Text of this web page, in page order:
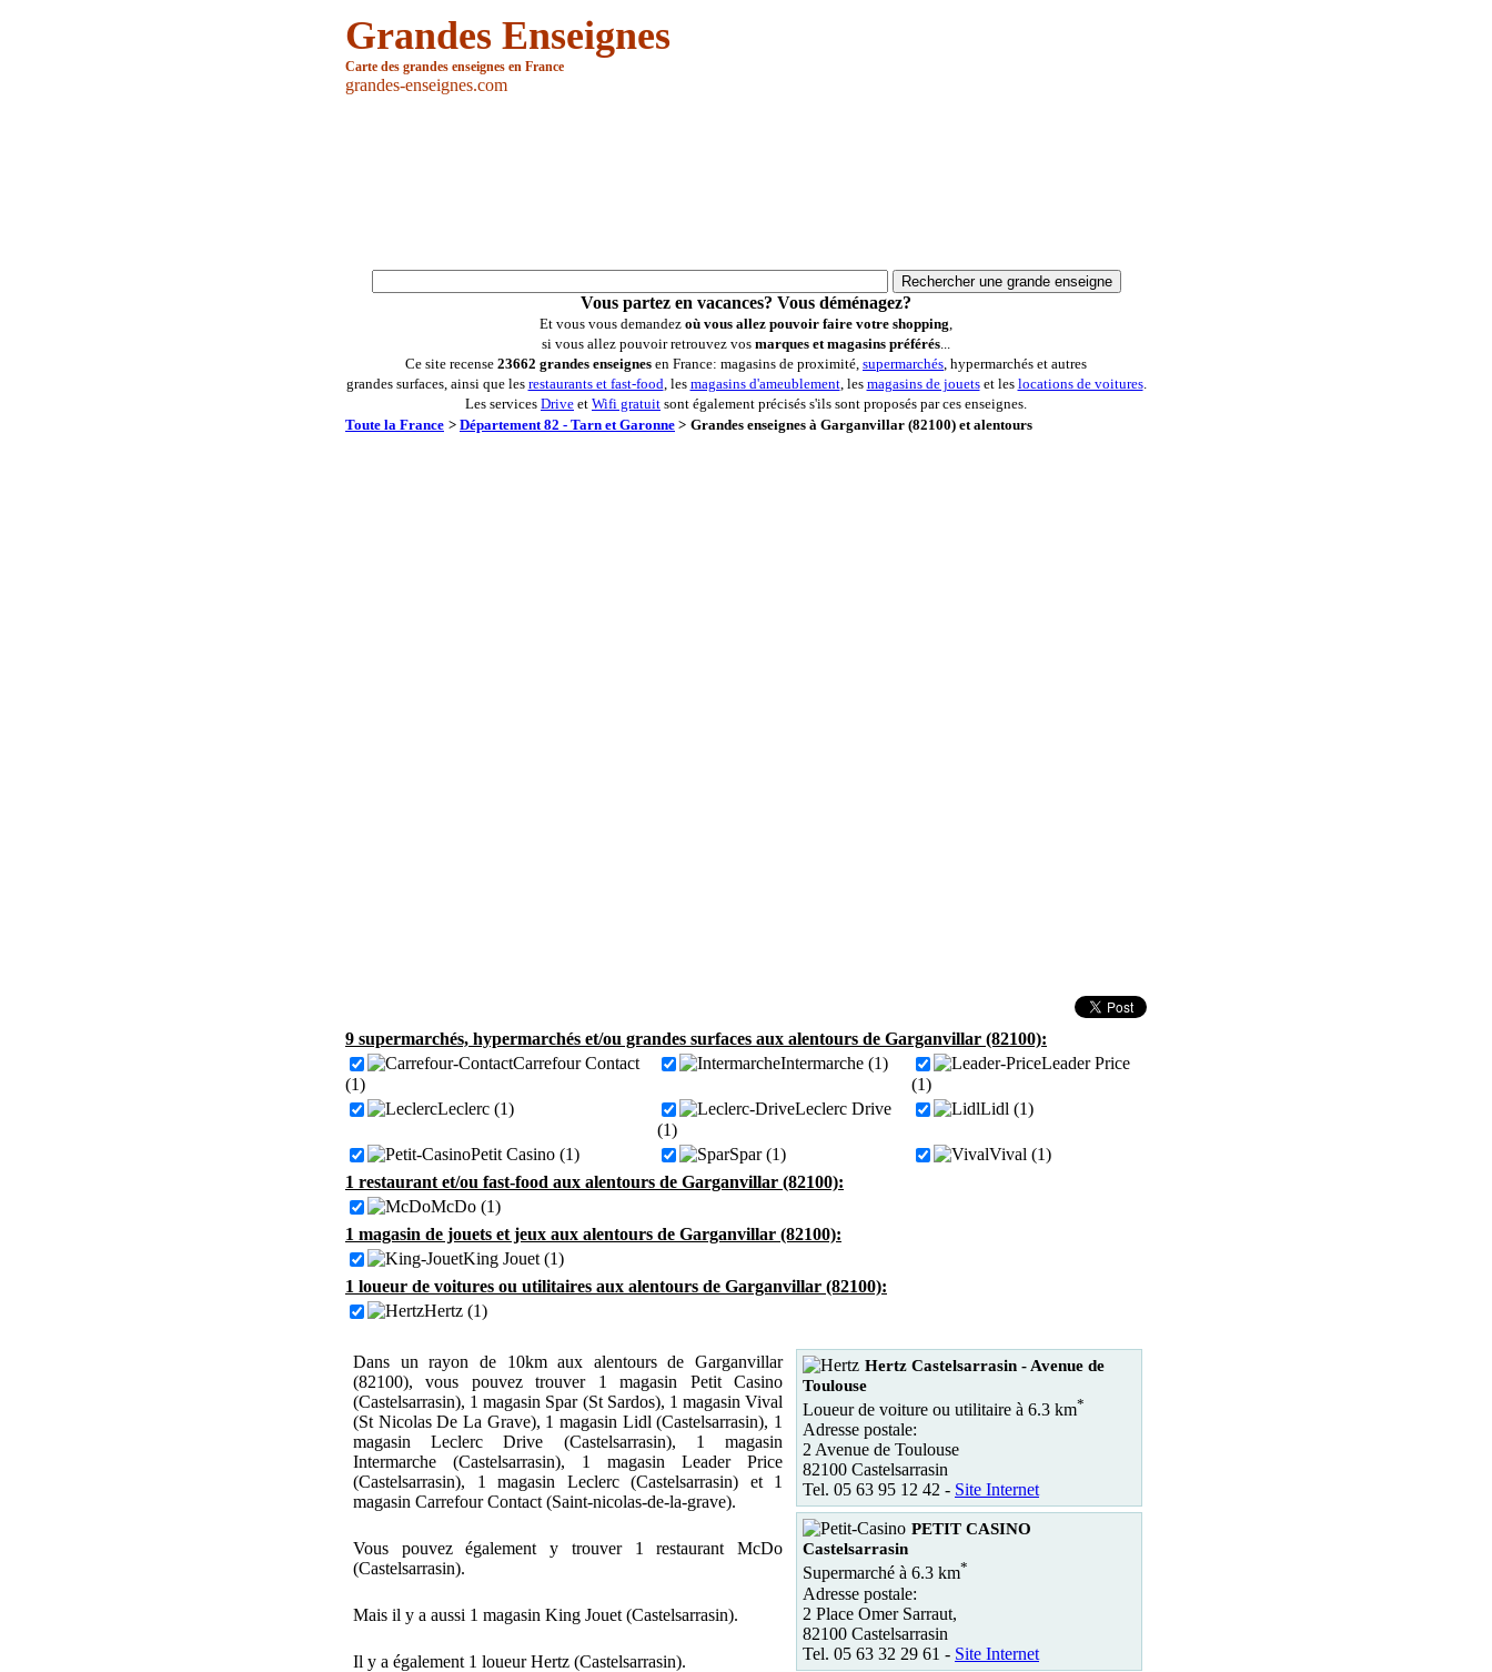
Grandes Enseignes
Carte des grandes enseignes en France
grandes-enseignes.com
Vous partez en vacances? Vous déménagez?
Et vous vous demandez où vous allez pouvoir faire votre shopping,
si vous allez pouvoir retrouvez vos marques et magasins préférés...
Ce site recense 23662 grandes enseignes en France: magasins de proximité, supermarchés, hypermarchés et autres
grandes surfaces, ainsi que les restaurants et fast-food, les magasins d'ameublement, les magasins de jouetset les locations de voitures.
Les services Drive et Wifi gratuit sont également précisés s'ils sont proposés par ces enseignes.
Toute la France > Département 82 - Tarn et Garonne > Grandes enseignes à Garganvillar (82100) et alentours
9 supermarchés, hypermarchés et/ou grandes surfaces aux alentours de Garganvillar (82100):
Carrefour Contact
(1)
Intermarche (1)
Leader Price
(1)
Leclerc (1)
Leclerc Drive
(1)
Lidl (1)
Petit Casino (1) Spar (1)
Vival (1)
1 restaurant et/ou fast-food aux alentours de Garganvillar (82100):
McDo (1)
1 magasin de jouets et jeux aux alentours de Garganvillar (82100):
King Jouet (1)
1 loueur de voitures ou utilitaires aux alentours de Garganvillar (82100):
Hertz (1)
Dans un rayon de 10km aux alentours de Garganvillar
(82100), vous pouvez trouver 1 magasin Petit Casino
(Castelsarrasin), 1 magasin Spar (St Sardos), 1 magasin Vival
(St Nicolas De La Grave), 1 magasin Lidl (Castelsarrasin), 1
magasin Leclerc Drive (Castelsarrasin), 1 magasin
Intermarche (Castelsarrasin), 1 magasin Leader Price
(Castelsarrasin), 1 magasin Leclerc (Castelsarrasin) et 1
magasin Carrefour Contact (Saint-nicolas-de-la-grave).
Vous pouvez également y trouver 1 restaurant McDo
(Castelsarrasin).
Mais il y a aussi 1 magasin King Jouet (Castelsarrasin).
Il y a également 1 loueur Hertz (Castelsarrasin).
Hertz Castelsarrasin - Avenue de
Toulouse
Loueur de voiture ou utilitaire à 6.3 km*
Adresse postale:
2 Avenue de Toulouse
82100 Castelsarrasin
Tel. 05 63 95 12 42 - Site Internet
PETIT CASINO
Castelsarrasin
Supermarché à 6.3 km*
Adresse postale:
2 Place Omer Sarraut,
82100 Castelsarrasin
Tel. 05 63 32 29 61 - Site Internet